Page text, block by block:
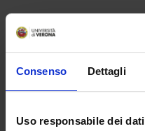
Consenso Dettagli
Uso responsabile dei dati
GOVERNANCE